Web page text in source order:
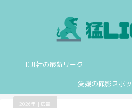
DJI社の最新リーク
愛媛の撮影スポ
2026年｜広告